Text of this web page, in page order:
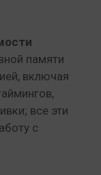
памяти
включая
все эти
с